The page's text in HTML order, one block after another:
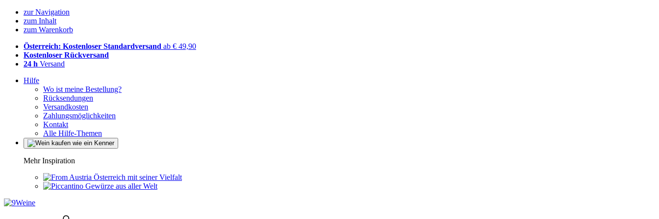
zur Navigation
zum Inhalt
zum Warenkorb
Österreich: Kostenloser Standardversand ab € 49,90
Kostenloser Rückversand
24 h Versand
Hilfe
Wo ist meine Bestellung?
Rücksendungen
Versandkosten
Zahlungsmöglichkeiten
Kontakt
Alle Hilfe-Themen
Mehr Inspiration
Österreich mit seiner Vielfalt
Gewürze aus aller Welt